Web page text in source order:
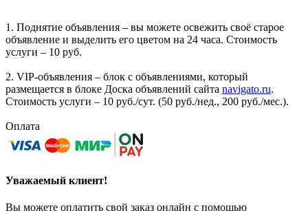
1. Поднятие объявления – вы можете освежить своё старое
объявление и выделить его цветом на 24 часа. Стоимость
услуги – 10 руб.
2. VIP-объявления – блок с объявлениями, который
размещается в блоке Доска объявлений сайта navigato.ru.
Стоимость услуги – 10 руб./сут. (50 руб./нед., 200 руб./мес.).
Оплата
Уважаемый клиент!
Вы можете оплатить свой заказ онлайн с помощью